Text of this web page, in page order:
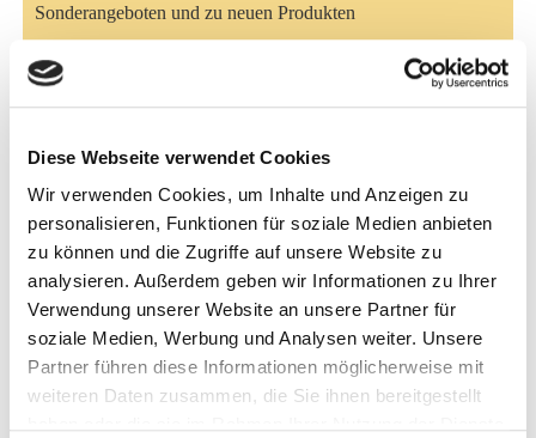
Diese Webseite verwendet Cookies
Wir verwenden Cookies, um Inhalte und Anzeigen zu
personalisieren, Funktionen für soziale Medien anbieten
zu können und die Zugriffe auf unsere Website zu
analysieren. Außerdem geben wir Informationen zu Ihrer
Verwendung unserer Website an unsere Partner für
soziale Medien, Werbung und Analysen weiter. Unsere
Partner führen diese Informationen möglicherweise mit
weiteren Daten zusammen, die Sie ihnen bereitgestellt
Sonderangeboten und zu neuen Produkten
ANALYTISCHE BESTANDTEILE UND GEHALTE:
10,0% Rohprotein, 4,4% Rohfett, 3,5% Rohfaser, 13,5%
Rohasche
FUTTERMITTEL-ZUSATZSTOFFE (je kg):
Ernährungsphysiologische Zusatzstoffe: 200.000 I.E.
Vitamin A (E 672), 20.000 I.E. Vitamin D als Vitamin D3
(E 671), 100.000 mg Vitamin E als Vitamin E/all rac-alpha-